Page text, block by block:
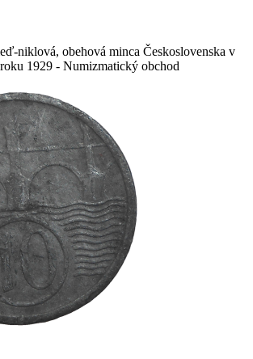
niklová, obehová minca Československa v
1929 - Numizmatický obchod